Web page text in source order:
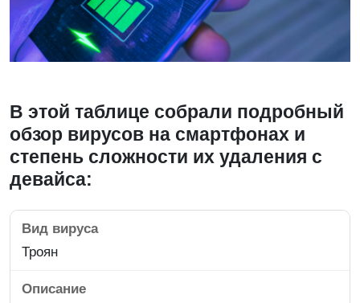
В этой таблице собрали подробный
обзор вирусов на смартфонах и
степень сложности их удаления с
девайса:
Троян